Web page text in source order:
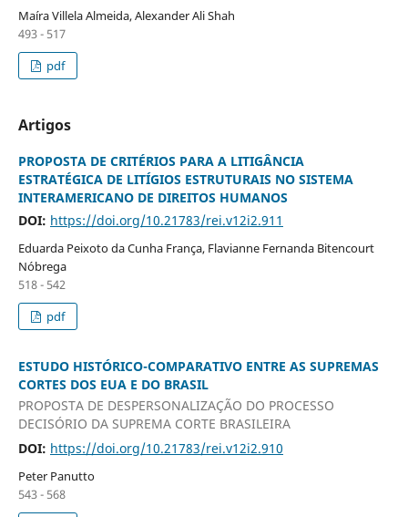
Maíra Villela Almeida, Alexander Ali Shah
493 - 517
pdf
Artigos
PROPOSTA DE CRITÉRIOS PARA A LITIGÂNCIA
ESTRATÉGICA DE LITÍGIOS ESTRUTURAIS NO SISTEMA
INTERAMERICANO DE DIREITOS HUMANOS
DOI: https://doi.org/10.21783/rei.v12i2.911
Eduarda Peixoto da Cunha França, Flavianne Fernanda Bitencourt
Nóbrega
518 - 542
pdf
ESTUDO HISTÓRICO-COMPARATIVO ENTRE AS SUPREMAS
CORTES DOS EUA E DO BRASIL
PROPOSTA DE DESPERSONALIZAÇÃO DO PROCESSO
DECISÓRIO DA SUPREMA CORTE BRASILEIRA
DOI: https://doi.org/10.21783/rei.v12i2.910
Peter Panutto
543 - 568